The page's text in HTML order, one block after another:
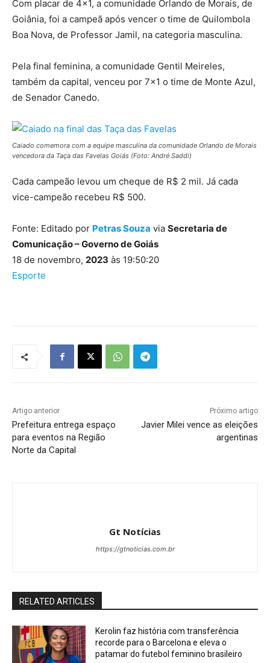
Com placar de 4×1, a comunidade Orlando de Morais, de
Goiânia, foi a campeã após vencer o time de Quilombola
Boa Nova, de Professor Jamil, na categoria masculina.
Pela final feminina, a comunidade Gentil Meireles,
também da capital, venceu por 7×1 o time de Monte Azul,
de Senador Canedo.
Caiado comemora com a equipe masculina da comunidade Orlando de Morais
vencedora da Taça das Favelas Goiás (Foto: André Saddi)
Cada campeão levou um cheque de R$ 2 mil. Já cada
vice-campeão recebeu R$ 500.
Fonte: Editado por Petras Souza via Secretaria de
Comunicação – Governo de Goiás
18 de novembro, 2023 às 19:50:20
Esporte
Artigo anterior
Prefeitura entrega espaço
para eventos na Região
Norte da Capital
Próximo artigo
Javier Milei vence as eleições
argentinas
Gt Notícias
https://gtnoticias.com.br
RELATED ARTICLES
Kerolin faz história com transferência
recorde para o Barcelona e eleva o
patamar do futebol feminino brasileiro